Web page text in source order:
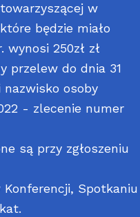
w
będzie miało
wynosi 250zł zł
przelew do dnia 31
osoby
- zlecenie numer
są przy zgłoszeniu
Konferencji, Spotkaniu